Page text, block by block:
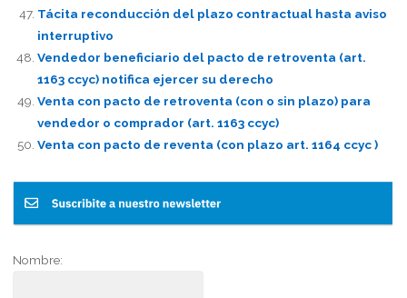
Tácita reconducción del plazo contractual hasta aviso
interruptivo
Vendedor beneficiario del pacto de retroventa (art.
1163 ccyc) notifica ejercer su derecho
Venta con pacto de retroventa (con o sin plazo) para
vendedor o comprador (art. 1163 ccyc)
Venta con pacto de reventa (con plazo art. 1164 ccyc )
Nombre: